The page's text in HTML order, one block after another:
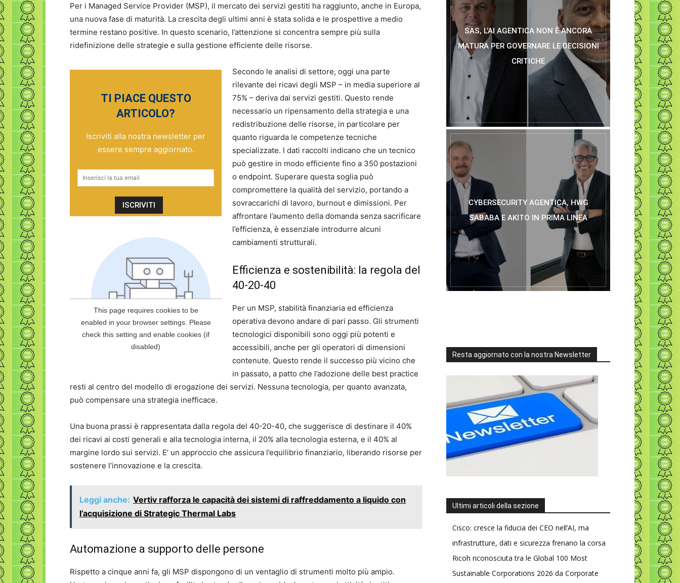
Per i Managed Service Provider (MSP), il mercato dei servizi gestiti ha raggiunto, anche in Europa,
una nuova fase di maturità. La crescita degli ultimi anni è stata solida e le prospettive a medio
termine restano positive. In questo scenario, l’attenzione si concentra sempre più sulla
ridefinizione delle strategie e sulla gestione efficiente delle risorse.
TI PIACE QUESTO
ARTICOLO?
Iscriviti alla nostra newsletter per
essere sempre aggiornato.
Secondo le analisi di settore, oggi una parte
rilevante dei ricavi degli MSP – in media superiore al
75% – deriva dai servizi gestiti. Questo rende
necessario un ripensamento della strategia e una
redistribuzione delle risorse, in particolare per
quanto riguarda le competenze tecniche
specializzate. I dati raccolti indicano che un tecnico
può gestire in modo efficiente fino a 350 postazioni
o endpoint. Superare questa soglia può
compromettere la qualità del servizio, portando a
sovraccarichi di lavoro, burnout e dimissioni. Per
affrontare l’aumento della domanda senza sacrificare
l’efficienza, è essenziale introdurre alcuni
cambiamenti strutturali.
Efficienza e sostenibilità: la regola del
40-20-40
Per un MSP, stabilità finanziaria ed efficienza
operativa devono andare di pari passo. Gli strumenti
tecnologici disponibili sono oggi più potenti e
accessibili, anche per gli operatori di dimensioni
contenute. Questo rende il successo più vicino che
in passato, a patto che l’adozione delle best practice
resti al centro del modello di erogazione dei servizi. Nessuna tecnologia, per quanto avanzata,
può compensare una strategia inefficace.
Una buona prassi è rappresentata dalla regola del 40-20-40, che suggerisce di destinare il 40%
dei ricavi ai costi generali e alla tecnologia interna, il 20% alla tecnologia esterna, e il 40% al
margine lordo sui servizi. E’ un approccio che assicura l’equilibrio finanziario, liberando risorse per
sostenere l’innovazione e la crescita.
Leggi anche: Vertiv rafforza le capacità dei sistemi di raffreddamento a liquido con
l’acquisizione di Strategic Thermal Labs
Automazione a supporto delle persone
Rispetto a cinque anni fa, gli MSP dispongono di un ventaglio di strumenti molto più ampio.
SAS, L’AI AGENTICA NON È ANCORA
MATURA PER GOVERNARE LE DECISIONI
CRITICHE
CYBERSECURITY AGENTICA, HWG
SABABA E AKITO IN PRIMA LINEA
Resta aggiornato con la nostra Newsletter
Ultimi articoli della sezione
Cisco: cresce la fiducia dei CEO nell’AI, ma
infrastrutture, dati e sicurezza frenano la corsa
Ricoh riconosciuta tra le Global 100 Most
Sustainable Corporations 2026 da Corporate